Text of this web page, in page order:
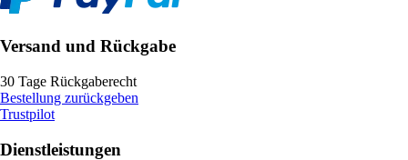
Versand und Rückgabe
30 Tage Rückgaberecht
Bestellung zurückgeben
Trustpilot
Dienstleistungen